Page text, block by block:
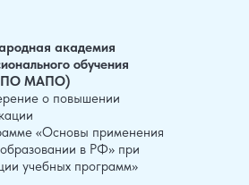
академия
обучения
МАПО)
о повышении
«Основы применения
в РФ» при
учебных программ»